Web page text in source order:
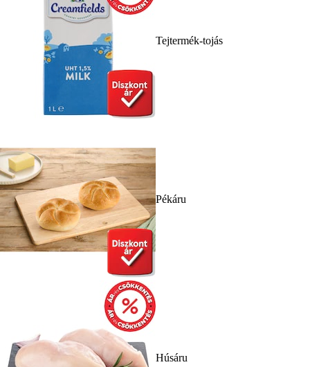
Tejtermék-tojás
Pékáru
Húsáru